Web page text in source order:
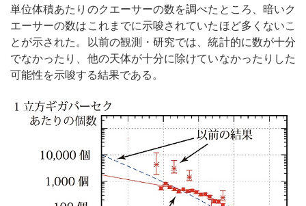
単位体積あたりのクエーサーの数を調べたところ、暗いク
エーサーの数はこれまでに示唆されていたほど多くないこ
とが示された。以前の観測・研究では、統計的に数が十分
でなかったり、他の天体が十分に除けていなかったりした
可能性を示唆する結果である。